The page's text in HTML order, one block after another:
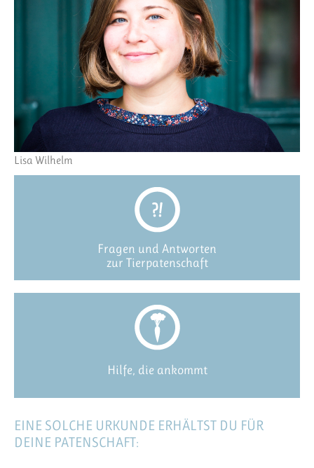
Lisa Wilhelm
Fragen und Antworten
zur Tierpatenschaft
Hilfe, die ankommt
EINE SOLCHE URKUNDE ERHÄLTST DU FÜR
DEINE PATENSCHAFT: